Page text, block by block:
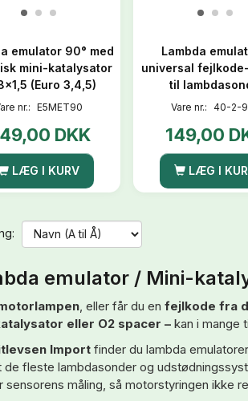
emulator 90° med
mini-katalysator
(Euro 3,4,5)
nr.: E5MET90
DKK
LÆG I KURV
Lambda
universal
til
Vare nr.: 40-2-
149,00
LÆG I
emulator / Mini-
, eller får du en fejlkode fra
eller O2 spacer –kan i mange
Importfinder du lambda
de fleste lambdasonder og
måling, så motorstyringen ikke